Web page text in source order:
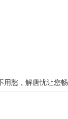
用愁，解唐忧让您畅